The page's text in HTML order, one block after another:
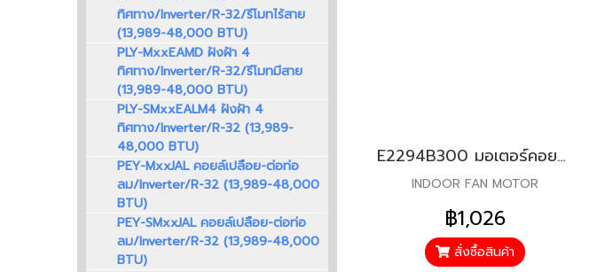
E2294B300 มอเตอร์คอยล์เย็น สำหรับแอร์มิตซู รุ่น MSY-KP,JP09,13,15,18
INDOOR FAN MOTOR
฿1,026
สั่งซื้อสินค้า
ทิศทาง/Inverter/R-32/รีโมทไร้สาย
(13,989-48,000 BTU)
PLY-MxxEAMD ฝังฝ้า 4
ทิศทาง/Inverter/R-32/รีโมทมีสาย
(13,989-48,000 BTU)
PLY-SMxxEALM4 ฝังฝ้า 4
ทิศทาง/Inverter/R-32 (13,989-
48,000 BTU)
PEY-MxxJAL คอยล์เปลือย-ต่อท่อ
ลม/Inverter/R-32 (13,989-48,000
BTU)
PEY-SMxxJAL คอยล์เปลือย-ต่อท่อ
ลม/Inverter/R-32 (13,989-48,000
BTU)